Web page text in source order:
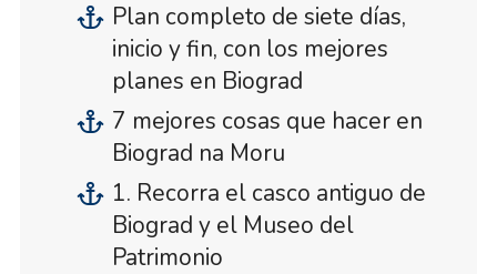
Plan completo de siete días,
inicio y fin, con los mejores
planes en Biograd
7 mejores cosas que hacer en
Biograd na Moru
1. Recorra el casco antiguo de
Biograd y el Museo del
Patrimonio